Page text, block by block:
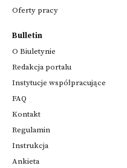
Oferty pracy
Bulletin
O Biuletynie
Redakcja portalu
Instytucje współpracujące
FAQ
Kontakt
Regulamin
Instrukcja
Ankieta